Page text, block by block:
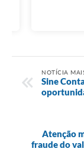
NOTÍCIA
Sine
Atenção
fraude do